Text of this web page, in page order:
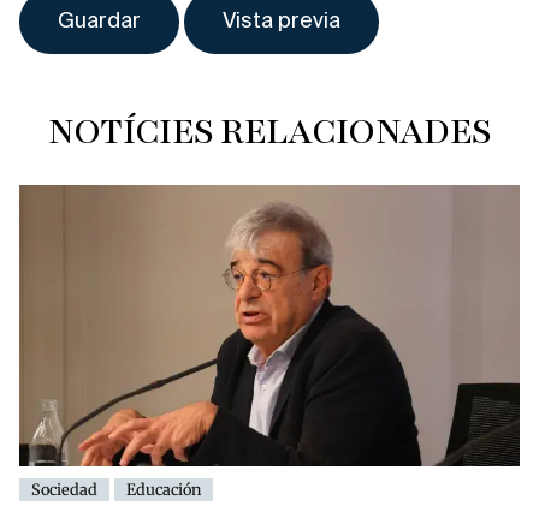
NOTÍCIES RELACIONADES
Sociedad Educación